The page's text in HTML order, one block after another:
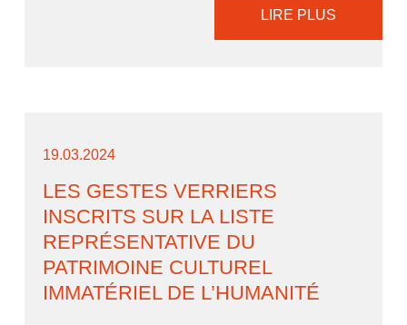
LIRE PLUS
19.03.2024
LES GESTES VERRIERS
INSCRITS SUR LA LISTE
REPRÉSENTATIVE DU
PATRIMOINE CULTUREL
IMMATÉRIEL DE L’HUMANITÉ